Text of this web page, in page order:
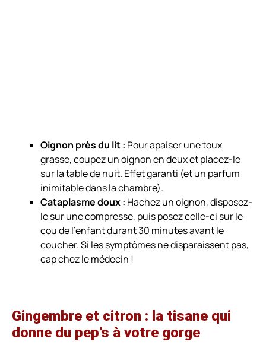
Oignon près du lit : Pour apaiser une toux
grasse, coupez un oignon en deux et placez-le
sur la table de nuit. Effet garanti (et un parfum
inimitable dans la chambre).
Cataplasme doux : Hachez un oignon, disposez-
le sur une compresse, puis posez celle-ci sur le
cou de l’enfant durant 30 minutes avant le
coucher. Si les symptômes ne disparaissent pas,
cap chez le médecin !
Gingembre et citron : la tisane qui
donne du pep’s à votre gorge